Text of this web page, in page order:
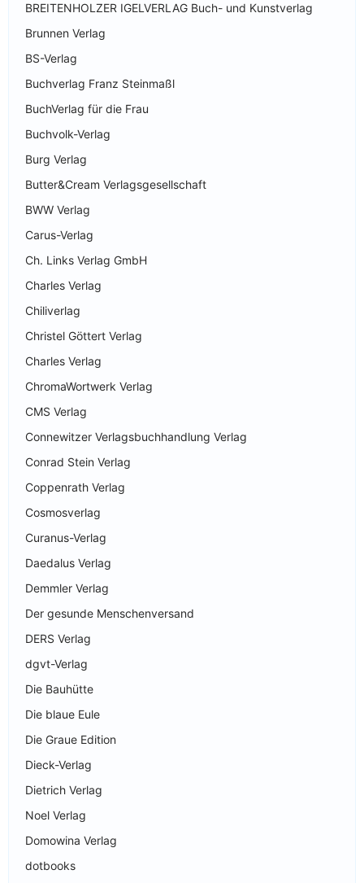
BREITENHOLZER IGELVERLAG Buch- und Kunstverlag
Brunnen Verlag
BS-Verlag
Buchverlag Franz Steinmaßl
BuchVerlag für die Frau
Buchvolk-Verlag
Burg Verlag
Butter&Cream Verlagsgesellschaft
BWW Verlag
Carus-Verlag
Ch. Links Verlag GmbH
Charles Verlag
Chiliverlag
Christel Göttert Verlag
Charles Verlag
ChromaWortwerk Verlag
CMS Verlag
Connewitzer Verlagsbuchhandlung Verlag
Conrad Stein Verlag
Coppenrath Verlag
Cosmosverlag
Curanus-Verlag
Daedalus Verlag
Demmler Verlag
Der gesunde Menschenversand
DERS Verlag
dgvt-Verlag
Die Bauhütte
Die blaue Eule
Die Graue Edition
Dieck-Verlag
Dietrich Verlag
Noel Verlag
Domowina Verlag
dotbooks